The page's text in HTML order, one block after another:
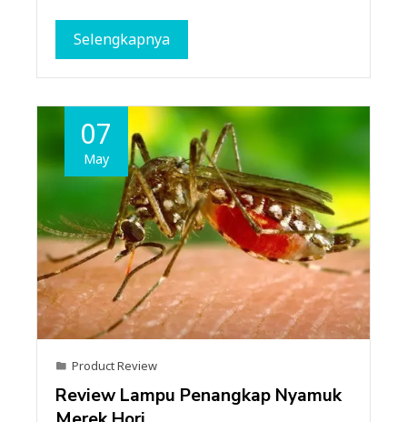
Selengkapnya
07
May
Product Review
Review Lampu Penangkap Nyamuk